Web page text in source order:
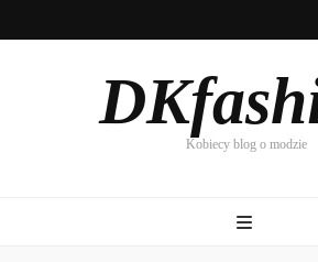
Kobiecy blog o modzie